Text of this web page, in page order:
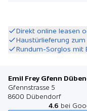
Direkt online leasen
Haustürlieferung
Rundum-Sorglos mit
Emil Frey Gfenn
Gfennstrasse 5
8600 Dübendorf
4.6 bei